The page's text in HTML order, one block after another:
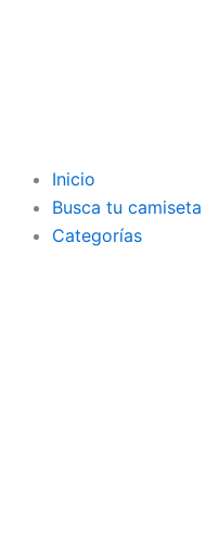
Inicio
Busca tu camiseta
Categorías